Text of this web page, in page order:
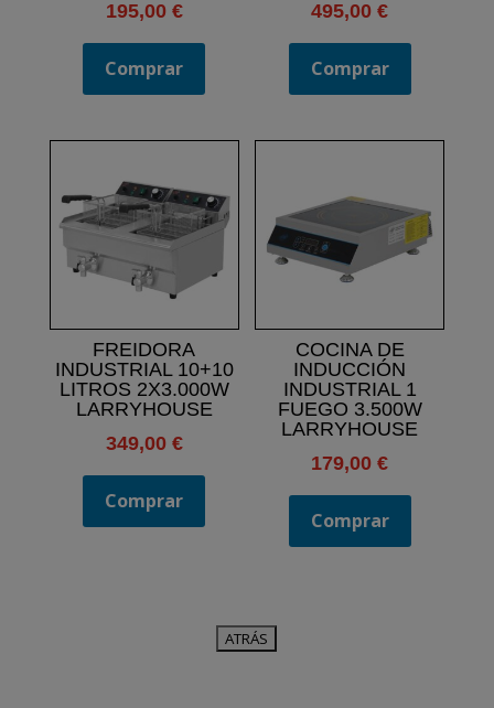
195,00 €
Comprar
495,00€
Comprar
FREIDORA
INDUSTRIAL 10+10
LITROS 2X3.000W
LARRYHOUSE
349,00 €
Comprar
COCINA DE
INDUCCIÓN
INDUSTRIAL 1
FUEGO 3.500W
LARRYHOUSE
179,00€
Comprar